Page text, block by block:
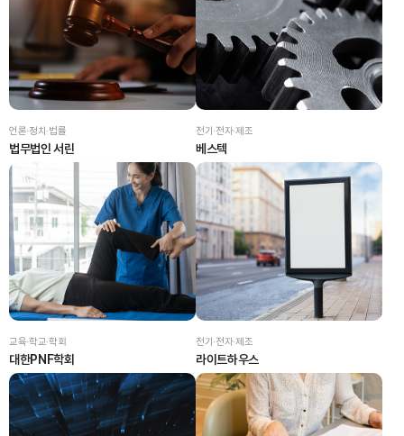
언론·정치·법률
법무법인 서린
전기·전자·제조
베스텍
교육·학교·학회
대한PNF학회
전기·전자·제조
라이트하우스